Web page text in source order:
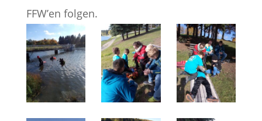
FFW’en folgen.